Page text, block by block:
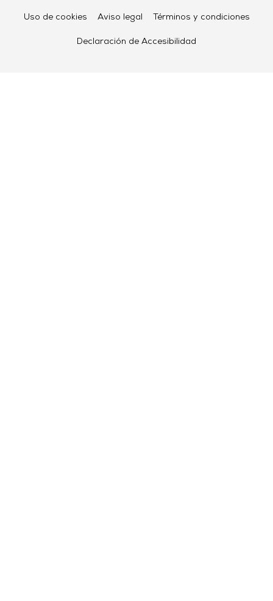
Uso de cookies Aviso legal Términos y condiciones
Declaración de Accesibilidad